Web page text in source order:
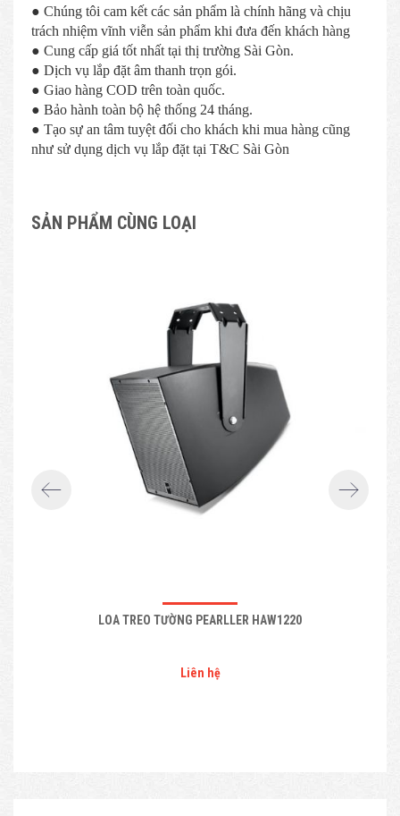
● Chúng tôi cam kết các sản phẩm là chính hãng và chịu
trách nhiệm vĩnh viễn sản phẩm khi đưa đến khách hàng
● Cung cấp giá tốt nhất tại thị trường Sài Gòn.
● Dịch vụ lắp đặt âm thanh trọn gói.
● Giao hàng COD trên toàn quốc.
● Bảo hành toàn bộ hệ thống 24 tháng.
● Tạo sự an tâm tuyệt đối cho khách khi mua hàng cũng
như sử dụng dịch vụ lắp đặt tại T&C Sài Gòn
SẢN PHẨM CÙNG LOẠI
LOA TREO TƯỜNG PEARLLER HAW1220
Liên hệ